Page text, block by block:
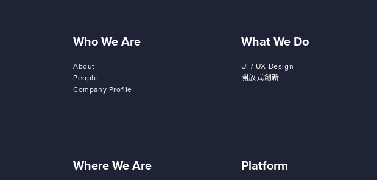
Who We Are
About
People
Company Profile
What We Do
UI / UX Design
開放式創新
Where We Are Platform